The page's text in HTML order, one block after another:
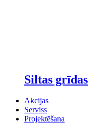
Siltas grīdas
Akcijas
Serviss
Projektēšana